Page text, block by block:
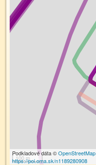
100 m
Podkladové dáta ©OpenStreetMap
https://poi.oma.sk/n1189280908